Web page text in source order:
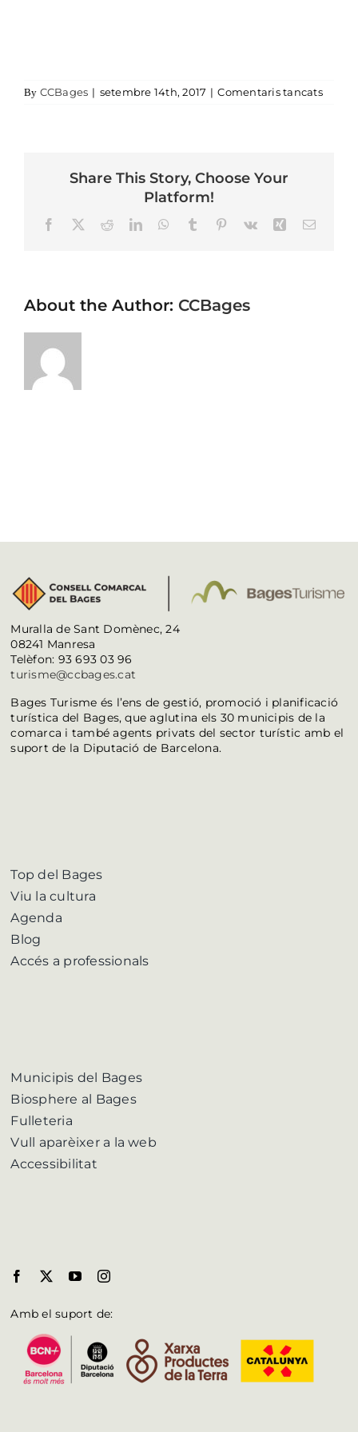
By CCBages | setembre 14th, 2017 | Comentaris tancatsa
Share This Story, Choose Your
Platform!
FacebookRedditLinkedInWhatsApp
TumblrPinterest
Vk XingEmail
About the Author: CCBages
Muralla de Sant Domènec, 24
08241 Manresa
Telèfon: 93 693 03 96
turisme@ccbages.cat
Bages Turisme és l’ens de gestió, promoció i planificació
turística del Bages, que aglutina els 30 municipis de la
comarca i també agents privats del sector turístic amb el
suport de la Diputació de Barcelona.
Top del Bages
Viu la cultura
Agenda
Blog
Accés a professionals
Municipis del Bages
Biosphere al Bages
Fulleteria
Vull aparèixer a la web
Accessibilitat
Amb el suport de: